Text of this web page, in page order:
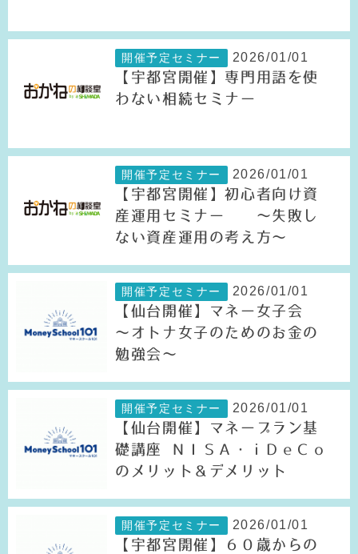
開催予定セミナー 2026/01/01
【宇都宮開催】専門用語を使
わない相続セミナー
開催予定セミナー 2026/01/01
【宇都宮開催】初心者向け資
産運用セミナー ～失敗し
ない資産運用の考え方～
開催予定セミナー 2026/01/01
【仙台開催】マネー女子会
～オトナ女子のためのお金の
勉強会～
開催予定セミナー 2026/01/01
【仙台開催】マネープラン基
礎講座 ＮＩＳＡ・ｉＤｅＣｏ
のメリット＆デメリット
開催予定セミナー 2026/01/01
【宇都宮開催】６０歳からの